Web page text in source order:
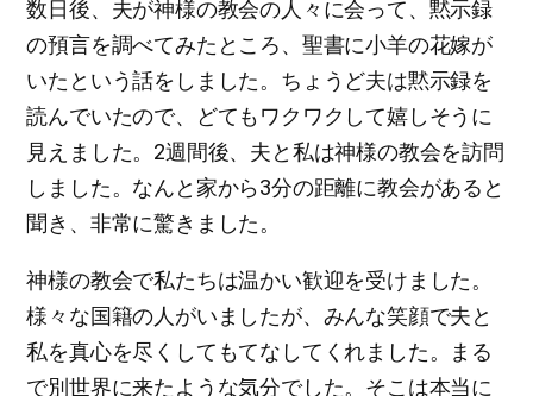
数日後、夫が神様の教会の人々に会って、黙示録
の預言を調べてみたところ、聖書に小羊の花嫁が
いたという話をしました。ちょうど夫は黙示録を
読んでいたので、どてもワクワクして嬉しそうに
見えました。2週間後、夫と私は神様の教会を訪問
しました。なんと家から3分の距離に教会があると
聞き、非常に驚きました。
神様の教会で私たちは温かい歓迎を受けました。
様々な国籍の人がいましたが、みんな笑顔で夫と
私を真心を尽くしてもてなしてくれました。まる
で別世界に来たような気分でした。そこは本当に